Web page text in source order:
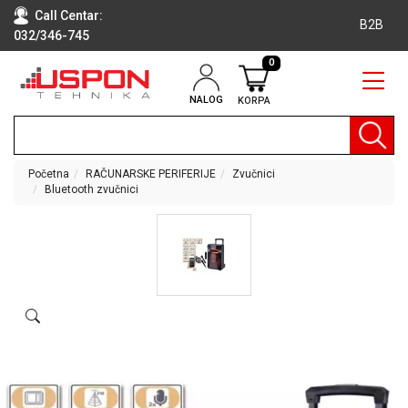
Call Centar:
032/346-745
B2B
NALOG KORPA
0
RAČUNARI
TEHNIKA
KLIME I
Početna RAČUNARSKE PERIFERIJE
Zvučnici
Bluetooth zvučnici